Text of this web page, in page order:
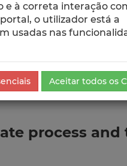
UNIDADES
process
à correta interação
o utilizador está a
usadas nas
Aceitar todos os